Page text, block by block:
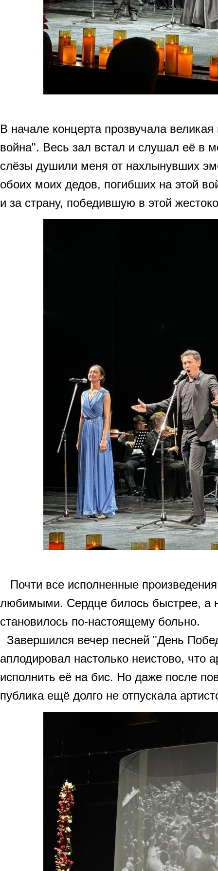
В начале концерта прозвучала
война". Весь зал встал и слушал её в
слёзы душили меня от нахлынувших
обоих моих дедов, погибших на этой
и за страну, победившую в этой
Почти все исполненные
любимыми. Сердце билось быстрее, а
становилось по-настоящему больно.
Завершился вечер песней "День
аплодировал настолько неистово, что
исполнить её на бис. Но даже после
публика ещё долго не отпускала